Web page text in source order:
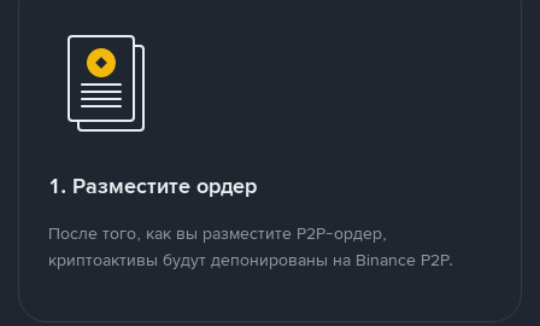
1. Разместите ордер
После того, как вы разместите P2P-ордер,
криптоактивы будут депонированы на Binance P2P.